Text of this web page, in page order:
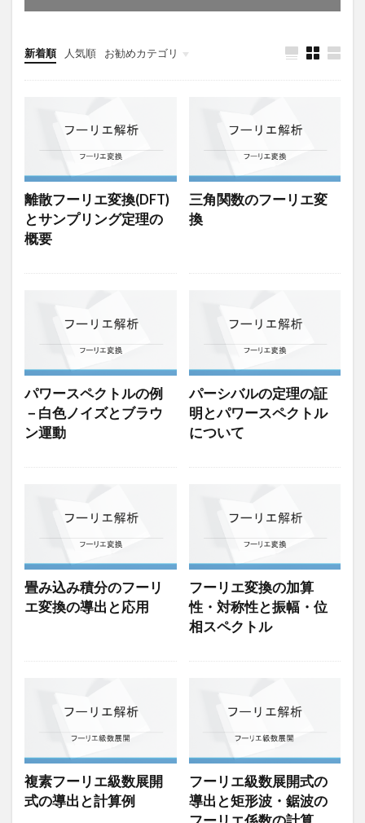
新着順 人気順 お勧めカテゴリ
未分類
離散フーリエ変換(DFT)
とサンプリング定理の
概要
三角関数のフーリエ変
換
パワースペクトルの例
－白色ノイズとブラウ
ン運動
パーシバルの定理の証
明とパワースペクトル
について
畳み込み積分のフーリ
エ変換の導出と応用
フーリエ変換の加算
性・対称性と振幅・位
相スペクトル
複素フーリエ級数展開
式の導出と計算例
フーリエ級数展開式の
導出と矩形波・鋸波の